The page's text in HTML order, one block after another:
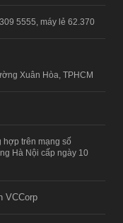
5555, máy lẻ 62.370
Xuân Hòa, TPHCM
hợp trên mạng số
Hà Nội cấp ngày 10
VCCorp